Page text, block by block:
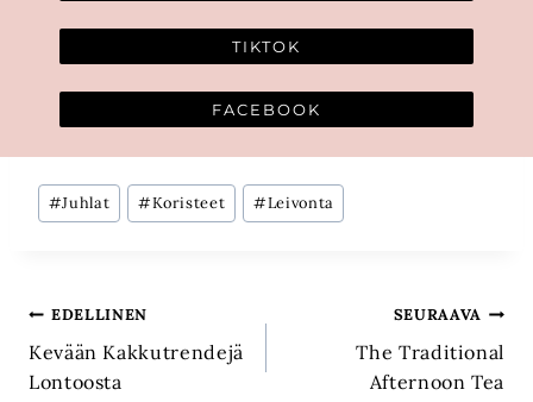
TIKTOK
FACEBOOK
Avainsanat:
#Juhlat #Koristeet #Leivonta
Artikkelien
selaus
EDELLINEN
Kevään Kakkutrendejä
Lontoosta
SEURAAVA
The Traditional
Afternoon Tea